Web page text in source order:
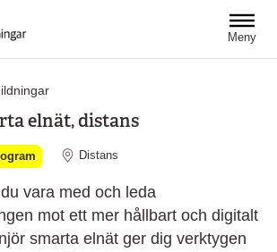
Meny
elnät, distans
Distans
vara med och leda
mot ett mer hållbart och digitalt
smarta elnät ger dig verktygen